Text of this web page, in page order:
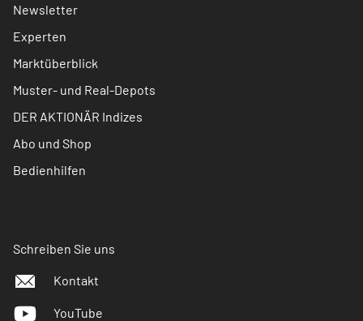
Newsletter
Experten
Marktüberblick
Muster- und Real-Depots
DER AKTIONÄR Indizes
Abo und Shop
Bedienhilfen
Schreiben Sie uns
Kontakt
YouTube